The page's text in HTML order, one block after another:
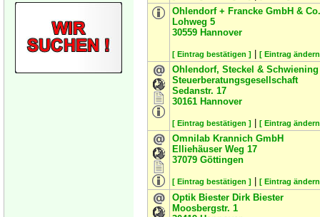
Ohlendorf + Francke GmbH &
Lohweg 5
30559 Hannover
[ Eintrag bestätigen ] [ Eintrag
Ohlendorf, Steckel &
Steuerberatungsgesellschaft
Sedanstr. 17
30161 Hannover
[ Eintrag bestätigen ] [ Eintrag
Omnilab Krannich GmbH
Elliehäuser Weg 17
37079 Göttingen
[ Eintrag bestätigen ] [ Eintrag
Optik Biester Dirk Biester
Moosbergstr. 1